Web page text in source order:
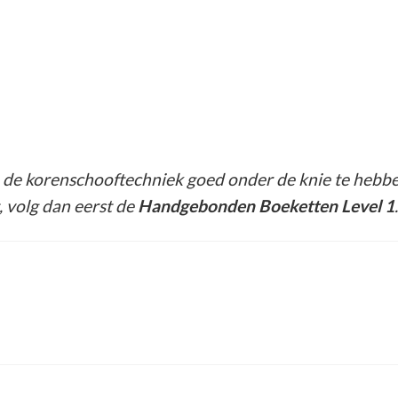
korenschooftechniek goed onder de knie te
dan eerst de Handgebonden Boeketten Level 1.